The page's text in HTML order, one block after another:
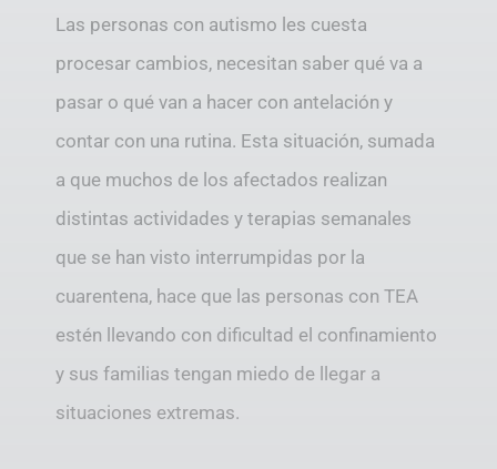
Las personas con autismo les cuesta
procesar cambios, necesitan saber qué va a
pasar o qué van a hacer con antelación y
contar con una rutina. Esta situación, sumada
a que muchos de los afectados realizan
distintas actividades y terapias semanales
que se han visto interrumpidas por la
cuarentena, hace que las personas con TEA
estén llevando con dificultad el confinamiento
y sus familias tengan miedo de llegar a
situaciones extremas.